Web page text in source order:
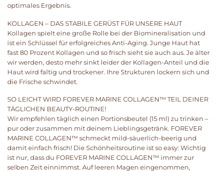
optimales Ergebnis.
KOLLAGEN – DAS STABILE GERÜST FÜR UNSERE HAUT
Kollagen spielt eine große Rolle bei der Biomineralisation und
ist ein Schlüssel für erfolgreiches Anti-Aging. Junge Haut hat
fast 80 Prozent Kollagen und so frisch sieht sie auch aus. Je älter
wir werden, desto mehr sinkt leider der Kollagen-Anteil und die
Haut wird faltig und trockener. Ihre Strukturen lockern sich und
die Frische schwindet.
SO LEICHT WIRD FOREVER MARINE COLLAGEN™ TEIL DEINER
TÄGLICHEN BEAUTY-ROUTINE!
Wir empfehlen täglich einen Portionsbeutel (15 ml) zu trinken –
pur oder zusammen mit deinem Lieblingsgetränk. FOREVER
MARINE COLLAGEN™ schmeckt mild-säuerlich-beerig und
damit einfach frisch! Die Schönheitsroutine ist so easy: Wichtig
ist nur, dass du FOREVER MARINE COLLAGEN™ immer zur
selben Zeit einnimmst. Auf leeren Magen eingenommen,